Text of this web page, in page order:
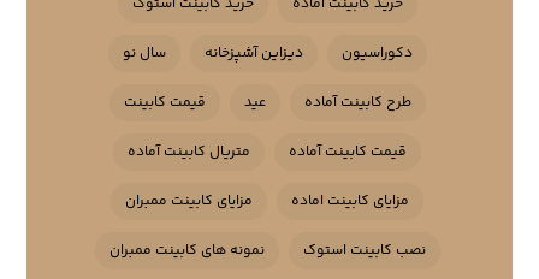
خرید کابینت آماده خرید کابینت استوک
دکوراسیون دیزاین آشپزخانه سال نو
طرح کابینت آماده عید قیمت کابینت
قیمت کابینت آماده متریال کابینت آماده
مزایای کابینت اماده مزایای کابینت ممبران
نصب کابینت استوک نمونه های کابینت ممبران